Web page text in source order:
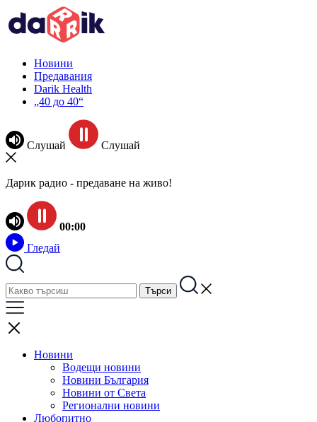
Новини
Предавания
Darik Health
„40 до 40“
Слушай Слушай
Дарик радио - предаване на живо!
00:00
Гледай
Новини
Водещи новини
Новини България
Новини от Света
Регионални новини
Любопитно